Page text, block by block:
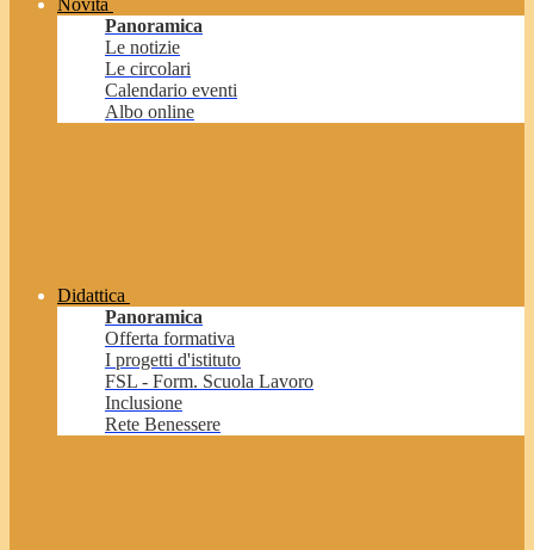
Novità
Panoramica
Le notizie
Le circolari
Calendario eventi
Albo online
Didattica
Panoramica
Offerta formativa
I progetti d'istituto
FSL - Form. Scuola Lavoro
Inclusione
Rete Benessere